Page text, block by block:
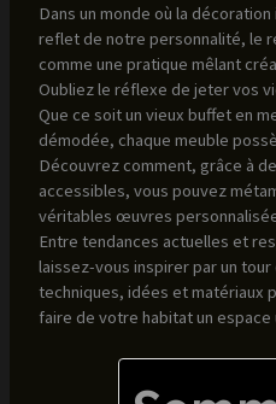
Dans un monde où la
reflet de notre personnalité, le
comme une pratique mêlant
Oubliez le réflexe de jeter vos
Que ce soit un vieux buffet en
démodée, chaque meuble
Découvrez comment, grâce à
accessibles, vous pouvez
véritables œuvres
Entre tendances actuelles et
laissez-vous inspirer par un
techniques, idées et matériaux
faire de votre habitat un espace